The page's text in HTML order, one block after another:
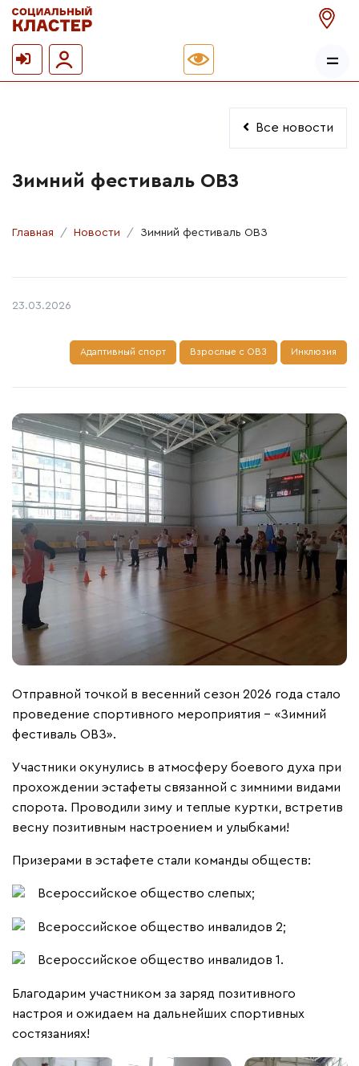
Все новости
Зимний фестиваль ОВЗ
Главная Новости Зимний фестиваль ОВЗ
Автор:
Дата публикации:
23.03.2026
Адаптивный спорт Взрослые с ОВЗ Инклюзия
Отправной точкой в весенний сезон 2026 года стало
проведение спортивного мероприятия - «Зимний
фестиваль ОВЗ».
Участники окунулись в атмосферу боевого духа при
прохождении эстафеты связанной с зимними видами
спорота. Проводили зиму и теплые куртки, встретив
весну позитивным настроением и улыбками!
Призерами в эстафете стали команды обществ:
Всероссийское общество слепых;
Всероссийское общество инвалидов 2;
Всероссийское общество инвалидов 1.
Благодарим участником за заряд позитивного
настроя и ожидаем на дальнейших спортивных
состязаниях!